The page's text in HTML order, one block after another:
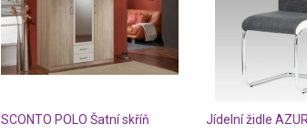
SCONTO POLO Šatní skříň Jídelní židle